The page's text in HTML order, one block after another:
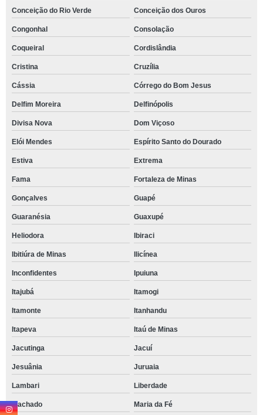
Conceição do Rio Verde Conceição dos Ouros
Congonhal Consolação
Coqueiral Cordislândia
Cristina Cruzília
Cássia Córrego do Bom Jesus
Delfim Moreira Delfinópolis
Divisa Nova Dom Viçoso
Elói Mendes Espírito Santo do Dourado
Estiva Extrema
Fama Fortaleza de Minas
Gonçalves Guapé
Guaranésia Guaxupé
Heliodora Ibiraci
Ibitiúra de Minas Ilicínea
Inconfidentes Ipuiuna
Itajubá Itamogi
Itamonte Itanhandu
Itapeva Itaú de Minas
Jacutinga Jacuí
Jesuânia Juruaia
Lambari Liberdade
Machado Maria da Fé